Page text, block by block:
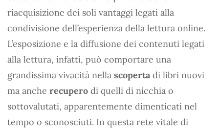
riacquisizione dei soli vantaggi legati alla
condivisione dell’esperienza della lettura online.
L’esposizione e la diffusione dei contenuti legati
alla lettura, infatti, può comportare una
grandissima vivacità nella scoperta di libri nuovi
ma anche recupero di quelli di nicchia o
sottovalutati, apparentemente dimenticati nel
tempo o sconosciuti. In questa rete vitale di